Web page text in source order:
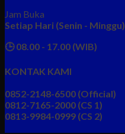
Jam Buka
Setiap Hari (Senin - Minggu)
🕒 08.00 - 17.00 (WIB)
KONTAK KAMI
0852-2148-6500 (Official)
0812-7165-2000 (CS 1)
0813-9984-0999 (CS 2)